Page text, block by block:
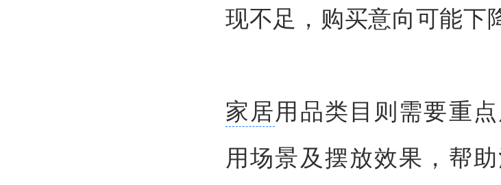
现不足，购买意向可能下
家居用品类目则需要重
用场景及摆放效果，帮